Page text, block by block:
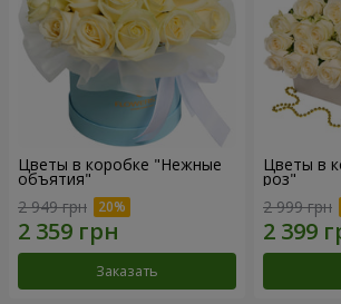
Цветы в коробке "Нежные
объятия"
2 949 грн
Заказать
Цветы в
роз"
2 999 грн